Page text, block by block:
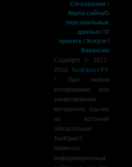
Соглашение /
Карта сайта/О
персональных
данных /О
проекте /Услуги /
Вакансии
Copyright © 2012-
2018,ТопЮрист.РУ.
* При любом
копировании или
заимствовании
материала ссылка
на источник
обязательна!
ТопЮрист
является
информационным